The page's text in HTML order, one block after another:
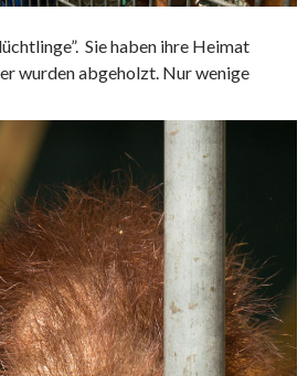
Sie haben ihre Heimat
wurden abgeholzt. Nur wenige